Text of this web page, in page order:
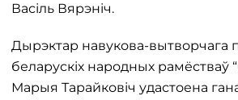
Васіль Вярэніч.
Дырэктар навукова-вытворчага
беларускіх народных рамёстваў
Марыя Тарайковіч удастоена